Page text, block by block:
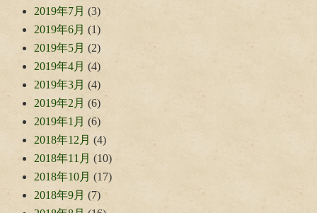
2019年7月 (3)
2019年6月 (1)
2019年5月 (2)
2019年4月 (4)
2019年3月 (4)
2019年2月 (6)
2019年1月 (6)
2018年12月 (4)
2018年11月 (10)
2018年10月 (17)
2018年9月 (7)